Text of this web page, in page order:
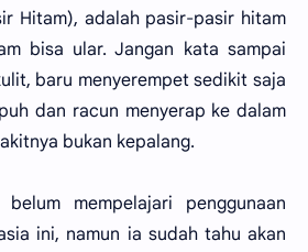
Hitam), adalah pasir-pasir hitam
bisa ular. Jangan kata sampai
baru menyerempet sedikit saja
dan racun menyerap ke dalam
bukan kepalang.
mempelajari penggunaan
ini, namun ia sudah tahu akan